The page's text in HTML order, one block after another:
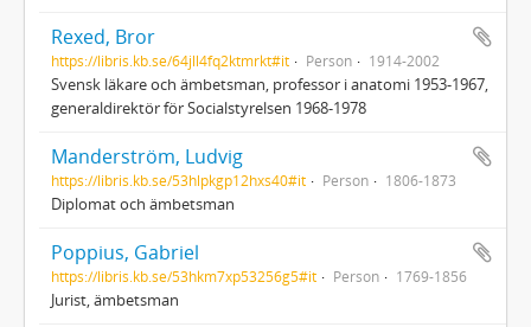
Rexed, Bror
https://libris.kb.se/64jll4fq2ktmrkt#it Person 1914-2002
Svensk läkare och ämbetsman, professor i anatomi 1953-1967,
generaldirektör för Socialstyrelsen 1968-1978
Manderström, Ludvig
https://libris.kb.se/53hlpkgp12hxs40#it Person 1806-1873
Diplomat och ämbetsman
Poppius, Gabriel
https://libris.kb.se/53hkm7xp53256g5#it Person 1769-1856
Jurist, ämbetsman